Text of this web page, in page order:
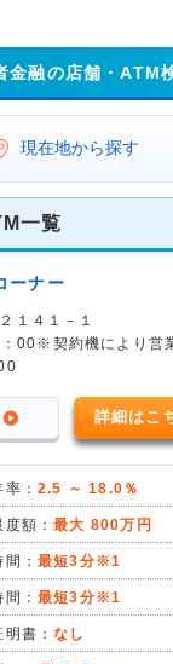
金融の店舗・ATM
現在地から探す
一覧
ーナー
１４１－１
00※契約機により営
詳細はこ
： 2.5 ～ 18.0％
度額：最大 800万円
： 最短3分※1
： 最短3分※1
明書：なし